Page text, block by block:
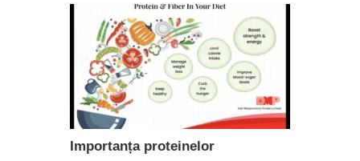
Importanța proteinelor